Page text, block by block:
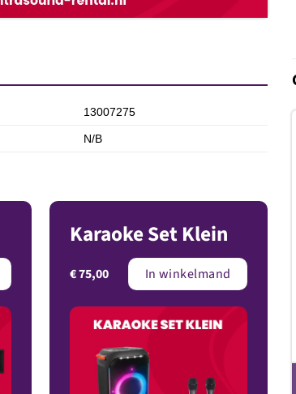
13007275
N/B
Karaoke Set Klein
€75,00 In winkelmand